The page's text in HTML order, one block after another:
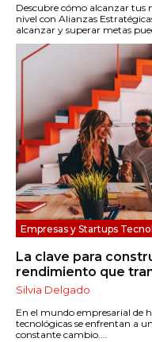
Descubre cómo alcanzar tus
nivel con Alianzas
alcanzar y superar metas
Empresas y Startups
La clave para
rendimiento que
Silvia Delgado
En el mundo empresarial de
tecnológicas se enfrentan a
constante cambio....